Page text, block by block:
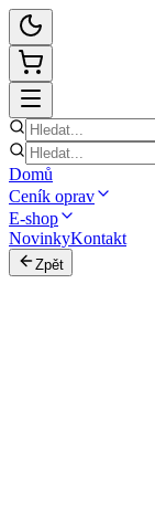
Domů
Ceník oprav
E-shop
NovinkyKontakt
Zpět